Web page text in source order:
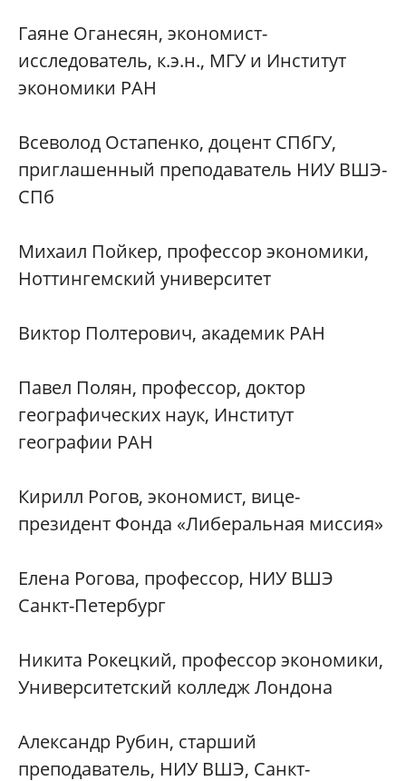
Гаяне Оганесян, экономист-
исследователь, к.э.н., МГУ и Институт
экономики РАН
Всеволод Остапенко, доцент СПбГУ,
приглашенный преподаватель НИУ ВШЭ-
СПб
Михаил Пойкер, профессор экономики,
Ноттингемский университет
Виктор Полтерович, академик РАН
Павел Полян, профессор, доктор
географических наук, Институт
географии РАН
Кирилл Рогов, экономист, вице-
президент Фонда «Либеральная миссия»
Елена Рогова, профессор, НИУ ВШЭ
Санкт-Петербург
Никита Рокецкий, профессор экономики,
Университетский колледж Лондона
Александр Рубин, старший
преподаватель, НИУ ВШЭ, Санкт-